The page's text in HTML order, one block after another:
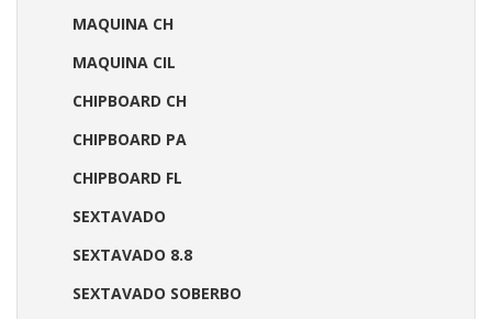
MAQUINA CH
MAQUINA CIL
CHIPBOARD CH
CHIPBOARD PA
CHIPBOARD FL
SEXTAVADO
SEXTAVADO 8.8
SEXTAVADO SOBERBO